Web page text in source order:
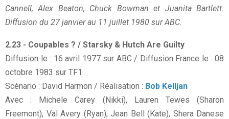
Cannell, Alex Beaton, Chuck Bowman et Juanita Bartlett.
Diffusion du 27 janvier au 11 juillet 1980 sur ABC.
2.23 - Coupables ? / Starsky & Hutch Are Guilty
Diffusion le : 16 avril 1977 sur ABC / Diffusion France le : 08
octobre 1983 sur TF1
Scénario : David Harmon / Réalisation : Bob Kelljan
Avec : Michele Carey (Nikki), Lauren Tewes (Sharon
Freemont), Val Avery (Ryan), Jean Bell (Kate), Shera Danese